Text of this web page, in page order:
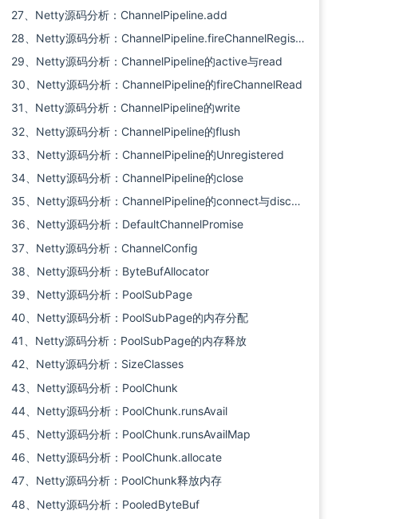
27、Netty源码分析：ChannelPipeline.add
28、Netty源码分析：ChannelPipeline.fireChannelRegistered与bind
29、Netty源码分析：ChannelPipeline的active与read
30、Netty源码分析：ChannelPipeline的fireChannelRead
31、Netty源码分析：ChannelPipeline的write
32、Netty源码分析：ChannelPipeline的flush
33、Netty源码分析：ChannelPipeline的Unregistered
34、Netty源码分析：ChannelPipeline的close
35、Netty源码分析：ChannelPipeline的connect与disconnect
36、Netty源码分析：DefaultChannelPromise
37、Netty源码分析：ChannelConfig
38、Netty源码分析：ByteBufAllocator
39、Netty源码分析：PoolSubPage
40、Netty源码分析：PoolSubPage的内存分配
41、Netty源码分析：PoolSubPage的内存释放
42、Netty源码分析：SizeClasses
43、Netty源码分析：PoolChunk
44、Netty源码分析：PoolChunk.runsAvail
45、Netty源码分析：PoolChunk.runsAvailMap
46、Netty源码分析：PoolChunk.allocate
47、Netty源码分析：PoolChunk释放内存
48、Netty源码分析：PooledByteBuf